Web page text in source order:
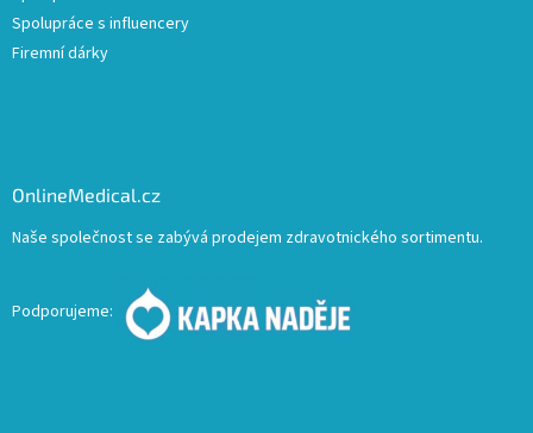
Spolupráce s influencery
Firemní dárky
OnlineMedical.cz
Naše společnost se zabývá prodejem zdravotnického sortimentu.
Podporujeme: